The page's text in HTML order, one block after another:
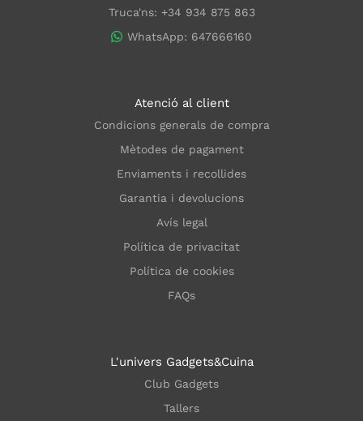
Truca'ns: +34 934 875 863
WhatsApp: 647666160
Atenció al client
Condicions generals de compra
Mètodes de pagament
Enviaments i recollides
Garantia i devolucions
Avís legal
Política de privacitat
Política de cookies
FAQs
L'univers Gadgets&Cuina
Club Gadgets
Tallers